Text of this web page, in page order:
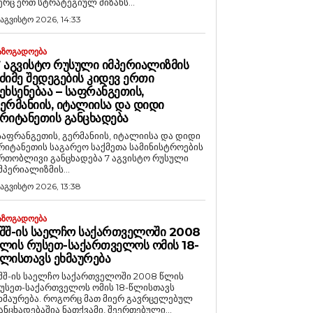
2026, 14:33
ᲐᲒᲕᲘᲡᲢᲝ ᲠᲣᲡᲣᲚᲘ ᲘᲛᲞᲔᲠᲘᲐᲚᲘᲖᲛᲘᲡ
ᲨᲔᲓᲔᲒᲔᲑᲘᲡ ᲙᲘᲓᲔᲕ ᲔᲠᲗᲘ
– ᲡᲐᲤᲠᲐᲜᲒᲔᲗᲘᲡ,
ᲘᲢᲐᲚᲘᲘᲡᲐ ᲓᲐ ᲓᲘᲓᲘ
ᲒᲐᲜᲪᲮᲐᲓᲔᲑᲐ
გერმანიის, იტალიისა და დიდი
საგარეო საქმეთა სამინისტროების
განცხადება 7 აგვისტო რუსული
2026, 13:38
ᲘᲡ ᲡᲐᲔᲚᲩᲝ ᲡᲐᲥᲐᲠᲗᲕᲔᲚᲝᲨᲘ 2008
ᲠᲣᲡᲔᲗ-ᲡᲐᲥᲐᲠᲗᲕᲔᲚᲝᲡ ᲝᲛᲘᲡ 18-
ᲔᲮᲛᲐᲣᲠᲔᲑᲐ
ის საელჩო საქართველოში 2008 წლის
საქართველოს ომის 18-წლისთავს
როგორც მათ მიერ გავრცელებულ
ნათქვამი, შეერთებული...